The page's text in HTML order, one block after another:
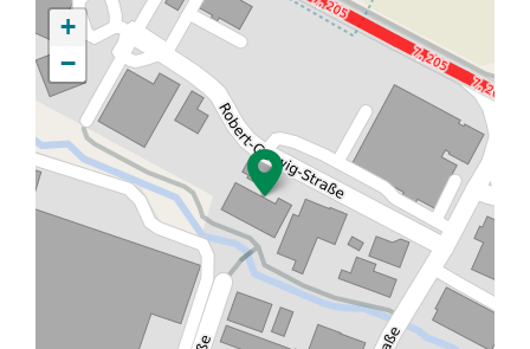
+
−